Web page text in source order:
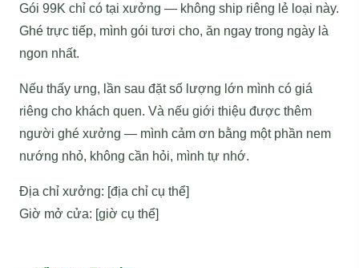
Gói 99K chỉ có tại xưởng — không ship riêng lẻ loại này.
Ghé trực tiếp, mình gói tươi cho, ăn ngay trong ngày là
ngon nhất.
Nếu thấy ưng, lần sau đặt số lượng lớn mình có giá
riêng cho khách quen. Và nếu giới thiệu được thêm
người ghé xưởng — mình cảm ơn bằng một phần nem
nướng nhỏ, không cần hỏi, mình tự nhớ.
Địa chỉ xưởng: [địa chỉ cụ thể]
Giờ mở cửa: [giờ cụ thể]